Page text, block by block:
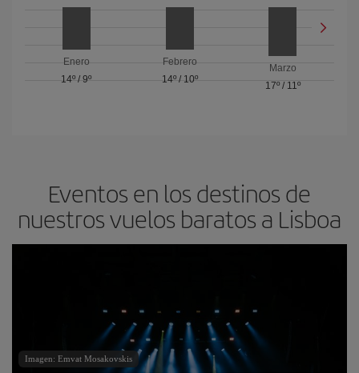
Enero
14º /9º
Febrero
14º/ 10º
Marzo
17º/ 11º
Eventos en los destinos de
nuestros vuelos baratos a Lisboa
Imagen: Emvat Mosakovskis